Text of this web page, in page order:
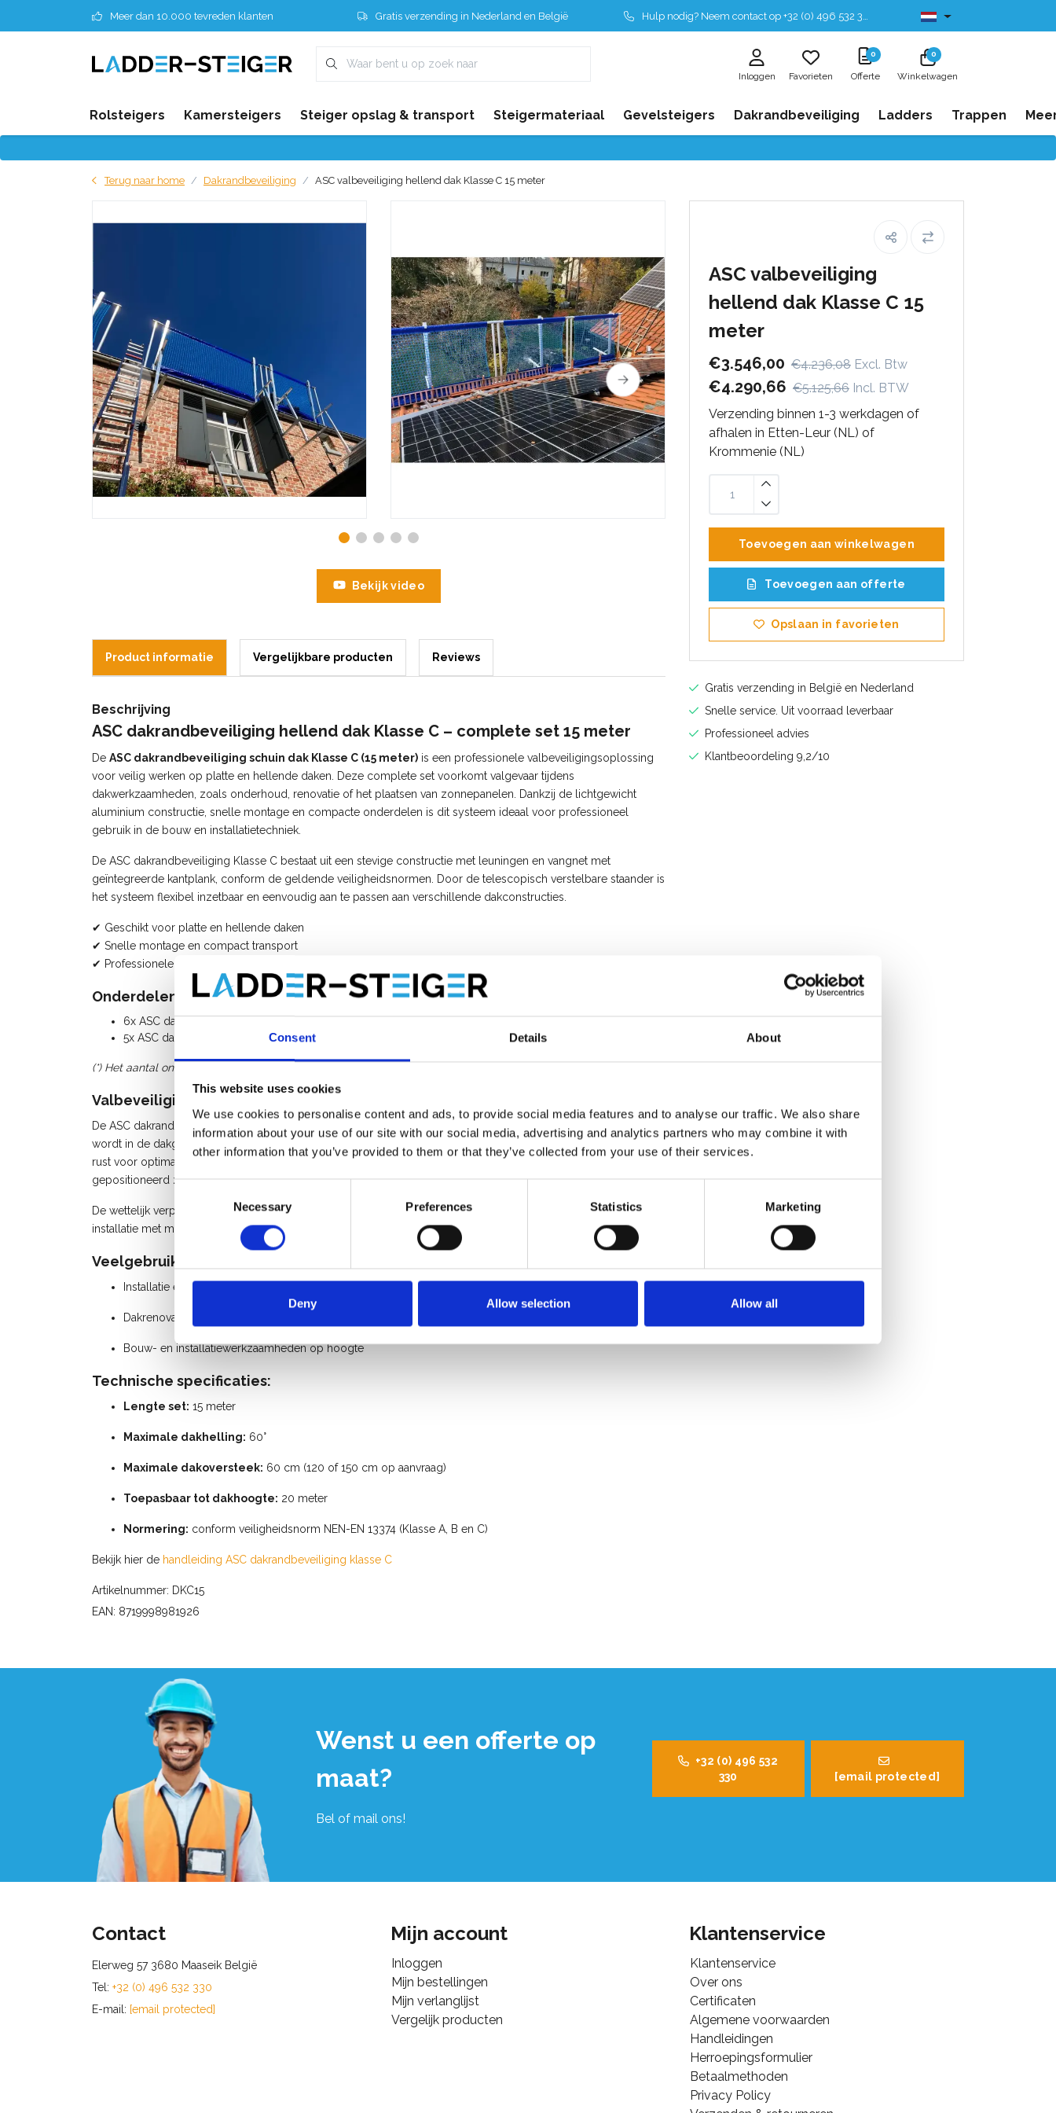
Consent Details About
This website uses cookies
We use cookies to personalise content and ads, to provide social media features and to analyse our traffic. We also share
information about your use of our site with our social media, advertising and analytics partners who may combine it with
other information that you’ve provided to them or that they’ve collected from your use of their services.
Consent
Selection
Necessary Preferences Statistics Marketing
Deny Allow selection Allow all
Meer dan 10.000 tevreden klanten Gratis verzending in Nederland en België Hulp nodig? Neem contact op +32 (0) 496 532 330 Leverbaar uit voorraad
Inloggen Favorieten
0
Offerte
0
Winkelwagen
Rolsteigers Kamersteigers Steiger opslag & transport Steigermateriaal Gevelsteigers Dakrandbeveiliging Ladders Trappen
Terug naar home Dakrandbeveiliging ASC valbeveiliging hellend dak Klasse C 15 meter
ASC valbeveiliging
hellend dak Klasse C 15
meter
€3.546,00 €4.236,08 Excl. Btw
€4.290,66 €5.125,66 Incl. BTW
Verzending binnen 1-3 werkdagen of
afhalen in Etten-Leur (NL) of
Krommenie (NL)
Toevoegen aan winkelwagen
Toevoegen aan offerte
Opslaan in favorieten
Gratis verzending in België en Nederland
Snelle service. Uit voorraad leverbaar
Professioneel advies
Klantbeoordeling 9,2/10
Bekijk video
Product informatie Vergelijkbare producten Reviews
Beschrijving
ASC dakrandbeveiliging hellend dak Klasse C – complete set 15 meter
De ASC dakrandbeveiliging schuin dak Klasse C (15 meter) is een professionele valbeveiligingsoplossing
voor veilig werken op platte en hellende daken. Deze complete set voorkomt valgevaar tijdens
dakwerkzaamheden, zoals onderhoud, renovatie of het plaatsen van zonnepanelen. Dankzij de lichtgewicht
aluminium constructie, snelle montage en compacte onderdelen is dit systeem ideaal voor professioneel
gebruik in de bouw en installatietechniek.
De ASC dakrandbeveiliging Klasse C bestaat uit een stevige constructie met leuningen en vangnet met
geïntegreerde kantplank, conform de geldende veiligheidsnormen. Door de telescopisch verstelbare staander is
het systeem flexibel inzetbaar en eenvoudig aan te passen aan verschillende dakconstructies.
✔ Geschikt voor platte en hellende daken
✔ Snelle montage en compact transport
✔ Professionele valbeveiliging volgens NEN-EN 13374
Onderdelenlijst ASC valbeveiliging Klasse C – 15 meter:
6x ASC dakrandbeveiliging staander
5x ASC dakrandbeveiliging frame 3 m + vangnet met geïntegreerde kantplank
(*) Het aantal onderdelen op de foto’s kan afwijken. De bovenstaande onderdelenlijst is leidend.
Valbeveiliging voor platte en hellende daken
De ASC dakrandbeveiliging Klasse C is ontworpen voor maximale veiligheid en gebruiksgemak. De staander
wordt in de dakgoot geplaatst en steunt verticaal tegen de gevel, waardoor de voetplaat volledig tegen de muur
rust voor optimale stabiliteit. Door de telescopische verstelling kan de staander nauwkeurig worden
gepositioneerd zonder obstakels zoals ramen.
De wettelijk verplichte kantplank is geïntegreerd in het vangnet, wat zorgt voor extra bescherming en snelle
installatie met minimale onderdelen.
Veelgebruikte toepassingen:
Installatie en onderhoud van zonnepanelen
Dakrenovatie en dakonderhoud
Bouw- en installatiewerkzaamheden op hoogte
Technische specificaties:
Lengte set: 15 meter
Maximale dakhelling: 60°
Maximale dakoversteek: 60 cm (120 of 150 cm op aanvraag)
Toepasbaar tot dakhoogte: 20 meter
Normering: conform veiligheidsnorm NEN-EN 13374 (Klasse A, B en C)
Bekijk hier de handleiding ASC dakrandbeveiliging klasse C
Artikelnummer: DKC15
EAN: 8719998981926
Wenst u een offerte op
maat?
Bel of mail ons!
+32 (0) 496 532
330
[email protected]
Contact
Elerweg 57 3680 Maaseik België
Tel: +32 (0) 496 532 330
E-mail: [email protected]
Mijn account
Inloggen
Mijn bestellingen
Mijn verlanglijst
Vergelijk producten
Klantenservice
Klantenservice
Over ons
Certificaten
Algemene voorwaarden
Handleidingen
Herroepingsformulier
Betaalmethoden
Privacy Policy